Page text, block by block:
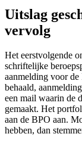
Uitslag
vervolg
Het eerstvolgende
schriftelijke
aanmelding voor de
behaald,
een mail waarin de
gemaakt. Het
aan de BPO aan.
hebben, dan